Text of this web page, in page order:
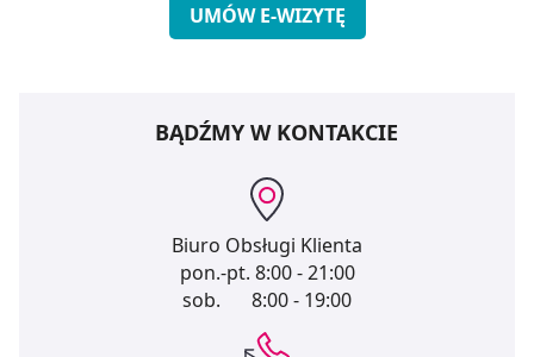
UMÓW E-WIZYTĘ
BĄDŹMY W KONTAKCIE
Biuro Obsługi Klienta
pon.-pt. 8:00 - 21:00
sob.
8:00 - 19:00